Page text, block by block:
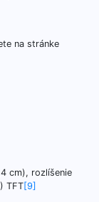
na stránke
cm), rozlíšenie
TFT[9]